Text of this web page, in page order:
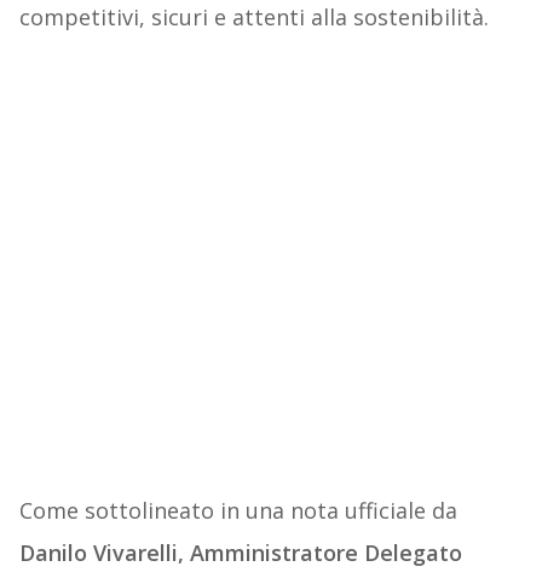
competitivi, sicuri e attenti alla sostenibilità.
Come sottolineato in una nota ufficiale da
Danilo Vivarelli, Amministratore Delegato